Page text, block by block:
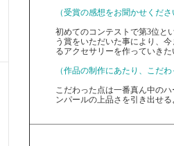
（受賞の感想をお聞かせくだ
初めてのコンテストで第3位と
う賞をいただいた事により、
るアクセサリーを作っていき
（作品の制作にあたり、こだ
こだわった点は一番真ん中の
ンパールの上品さを引き出せ